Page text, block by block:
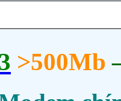
>500Mb